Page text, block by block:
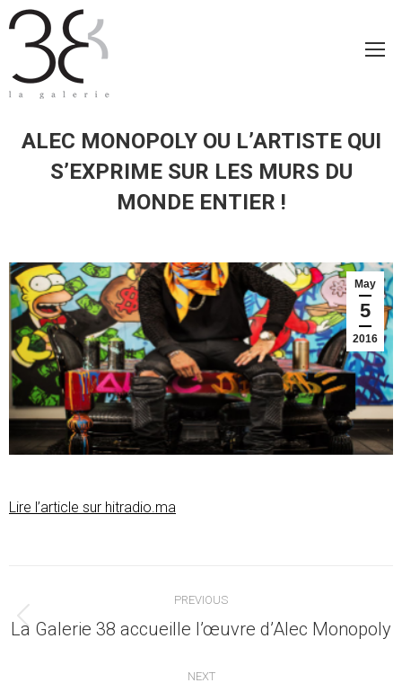
ALEC MONOPOLY OU L’ARTISTE QUI
S’EXPRIME SUR LES MURS DU
MONDE ENTIER !
May
5
2016
Lire l’article sur hitradio.ma
navigation
PREVIOUS
Previous
La Galerie 38 accueille l’œuvre d’Alec Monopoly
NEXT